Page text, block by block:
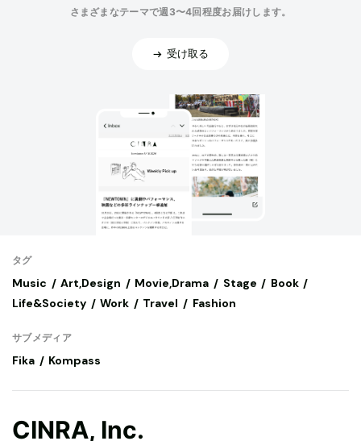
さまざまなテーマで週3〜4回程度お届けします。
受け取る
タグ
Music Art,Design Movie,Drama Stage
Book
Life&Society
Work Travel Fashion
サブメディア
Fika Kompass
CINRA, Inc.